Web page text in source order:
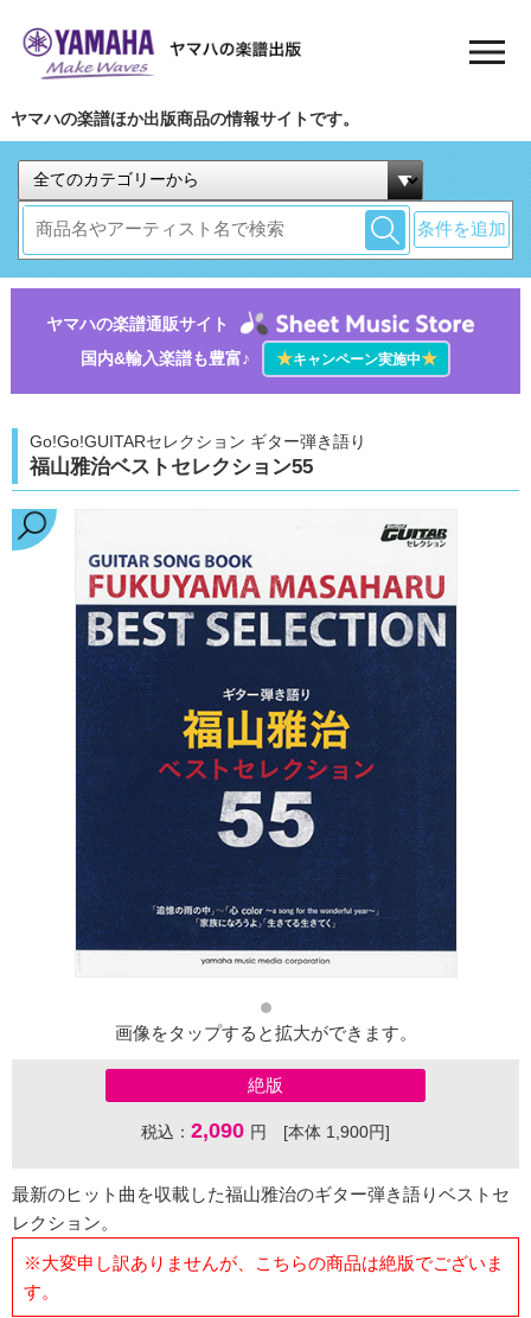
ヤマハの楽譜ほか出版商品の情報サイトです。
条件を追加
ヤマハの楽譜通販サイト
国内&輸入楽譜も豊富♪
★キャンペーン実施中★
Go!Go!GUITARセレクション ギター弾き語り
福山雅治ベストセレクション55
画像をタップすると拡大ができます。
絶版
税込： 2,090 円 [本体 1,900円]
最新のヒット曲を収載した福山雅治のギター弾き語りベストセ
レクション。
※大変申し訳ありませんが、こちらの商品は絶版でございま
す。